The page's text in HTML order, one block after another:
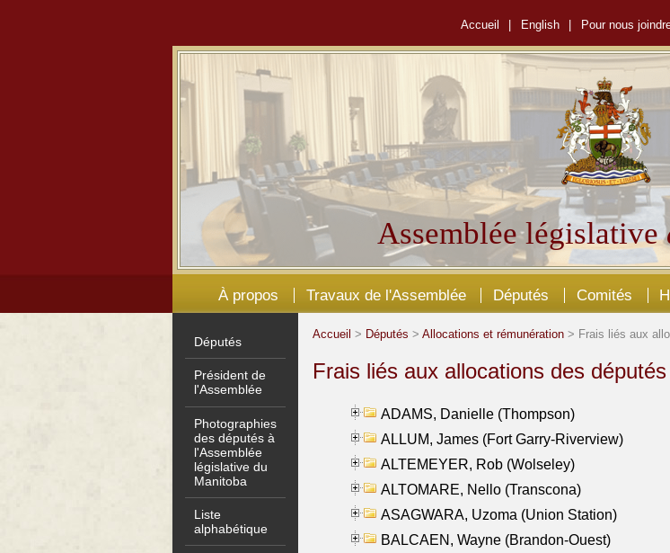
Accueil English Pour nous
Assemblée législative
À propos Travaux de l'Assemblée Députés Comités
Députés
Président de
l'Assemblée
Photographies
des députés à
l'Assemblée
législative du
Manitoba
Liste
alphabétique
Accueil > Députés > Allocations et rémunération > Frais liés aux
Frais liés aux allocations des députés
ADAMS, Danielle (Thompson)
ALLUM, James (Fort Garry-Riverview)
ALTEMEYER, Rob (Wolseley)
ALTOMARE, Nello (Transcona)
ASAGWARA, Uzoma (Union Station)
BALCAEN, Wayne (Brandon-Ouest)